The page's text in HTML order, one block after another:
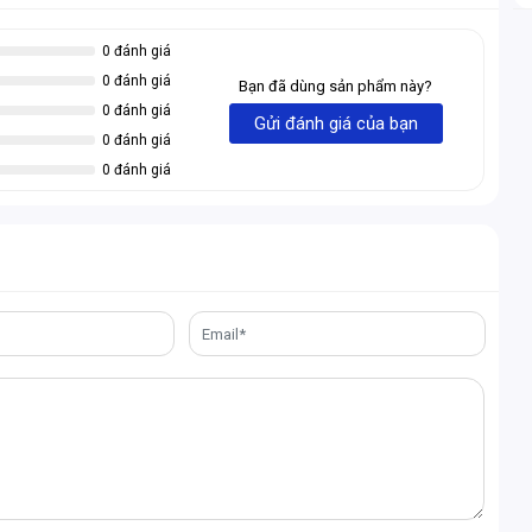
Core™ thế hệ 10 và 11, cũng như Pentium® Gold và
mẽ và hiệu năng đỉnh cao, đáp ứng mọi nhu cầu từ
0 đánh giá
0 đánh giá
0 đánh giá
0 đánh giá
0 đánh giá
Bạn đã dùng sản phẩm này?
Gửi đánh giá của bạn